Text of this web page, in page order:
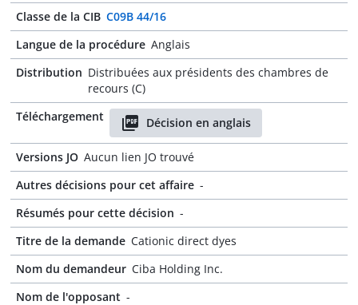
Classe de la CIB C09B 44/16
Langue de la procédure Anglais
Distribution Distribuées aux présidents des chambres de
recours (C)
Téléchargement
Décision en anglais
Versions JO Aucun lien JO trouvé
Autres décisions pour cet affaire -
Résumés pour cette décision -
Titre de la demande Cationic direct dyes
Nom du demandeur Ciba Holding Inc.
Nom de l'opposant -